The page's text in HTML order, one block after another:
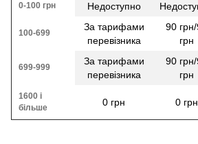
0-100 грн
Недоступно
100-699
За тарифами
перевізника
90
грн
699-999
За тарифами
перевізника
90
грн
1600 і
більше
0 грн 0 грн